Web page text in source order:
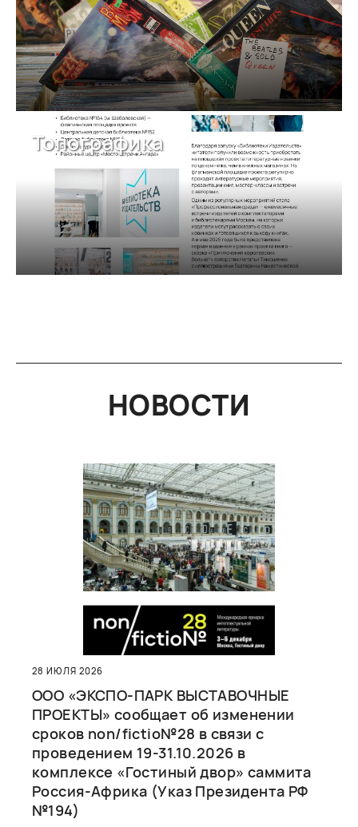
Топографика
НОВОСТИ
28 ИЮЛЯ 2026
ООО «ЭКСПО-ПАРК ВЫСТАВОЧНЫЕ
ПРОЕКТЫ» сообщает об изменении
сроков non/fictio№28 в связи с
проведением 19-31.10.2026 в
комплексе «Гостиный двор» саммита
Россия-Африка (Указ Президента РФ
№194)